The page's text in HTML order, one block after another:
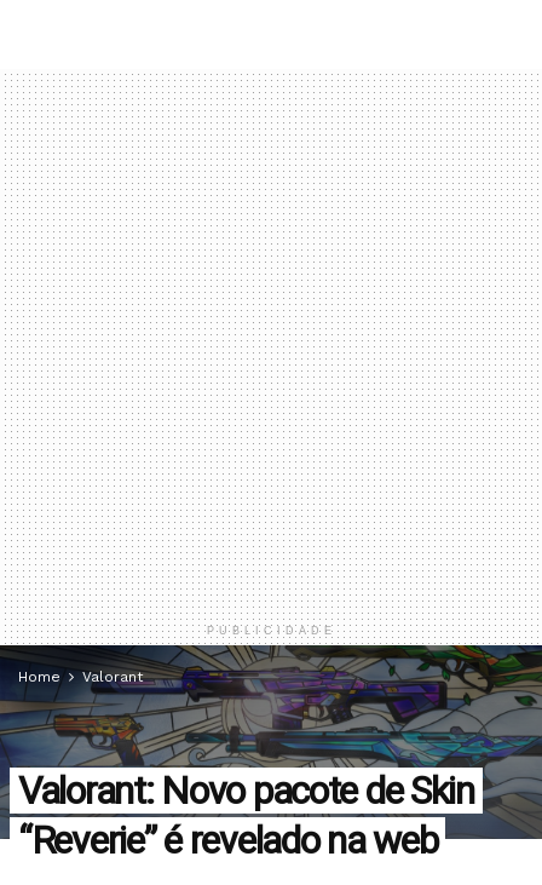
PUBLICIDADE
Home Valorant
Valorant: Novo pacote de Skin
“Reverie” é revelado na web